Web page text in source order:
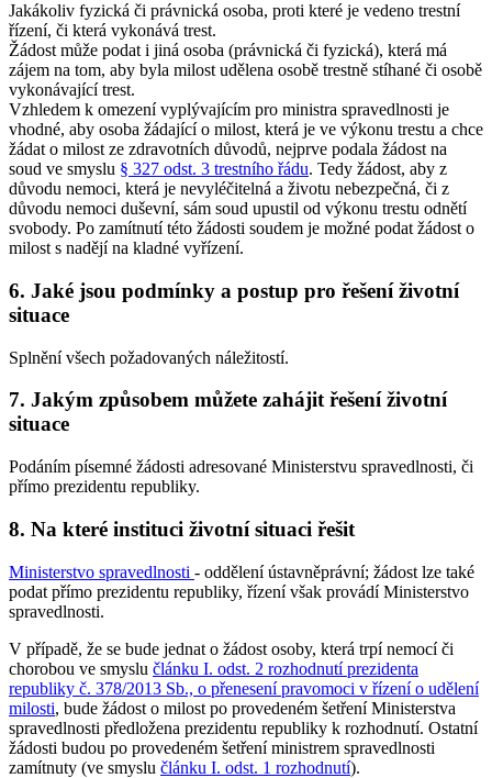
Jakákoliv fyzická či právnická osoba, proti které je vedeno trestní
řízení, či která vykonává trest.
Žádost může podat i jiná osoba (právnická či fyzická), která má
zájem na tom, aby byla milost udělena osobě trestně stíhané či osobě
vykonávající trest.
Vzhledem k omezení vyplývajícím pro ministra spravedlnosti je
vhodné, aby osoba žádající o milost, která je ve výkonu trestu a chce
žádat o milost ze zdravotních důvodů, nejprve podala žádost na
soud ve smyslu § 327 odst. 3 trestního řádu. Tedy žádost, aby z
důvodu nemoci, která je nevyléčitelná a životu nebezpečná, či z
důvodu nemoci duševní, sám soud upustil od výkonu trestu odnětí
svobody. Po zamítnutí této žádosti soudem je možné podat žádost o
milost s nadějí na kladné vyřízení.
6. Jaké jsou podmínky a postup pro řešení životní
situace
Splnění všech požadovaných náležitostí.
7. Jakým způsobem můžete zahájit řešení životní
situace
Podáním písemné žádosti adresované Ministerstvu spravedlnosti, či
přímo prezidentu republiky.
8. Na které instituci životní situaci řešit
Ministerstvo spravedlnosti - oddělení ústavněprávní; žádost lze také
podat přímo prezidentu republiky, řízení však provádí Ministerstvo
spravedlnosti.
V případě, že se bude jednat o žádost osoby, která trpí nemocí či
chorobou ve smyslu článku I. odst. 2 rozhodnutí prezidenta
republiky č. 378/2013 Sb., o přenesení pravomoci v řízení o udělení
milosti, bude žádost o milost po provedeném šetření Ministerstva
spravedlnosti předložena prezidentu republiky k rozhodnutí. Ostatní
žádosti budou po provedeném šetření ministrem spravedlnosti
zamítnuty (ve smyslu článku I. odst. 1 rozhodnutí).